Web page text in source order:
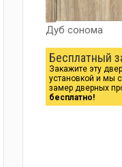
Дуб сонома
Бесплатный
Закажите эту
установкой и мы
замер дверных
бесплатно!